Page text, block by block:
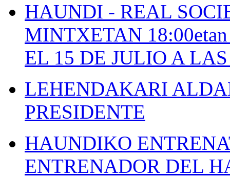
HAUNDI - REAL
MINTXETAN
EL 15 DE JULIO A
LEHENDAKARI
PRESIDENTE
HAUNDIKO
ENTRENADOR DEL